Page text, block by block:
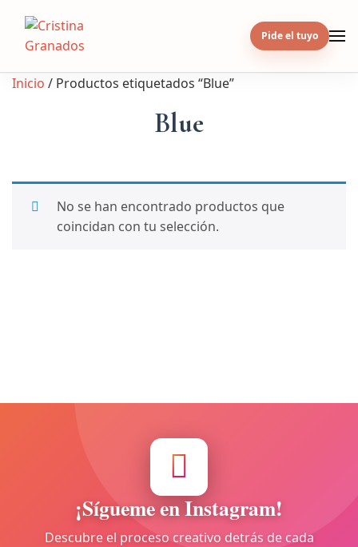
content
Pide el tuyo
Inicio / Productos etiquetados “Blue”
Blue
No se han encontrado productos que
coincidan con tu selección.
¡Sígueme en Instagram!
Descubre el proceso creativo detrás de cada